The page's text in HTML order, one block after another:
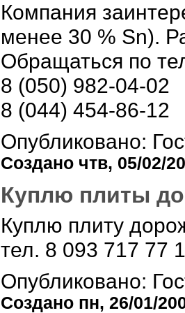
Компания
менее 30 % Sn).
Обращаться по
8 (050) 982-04-02
8 (044) 454-86-12
Опубликовано:
Создано чтв, 05/02/
Куплю плиты
Куплю плиту
тел. 8 093 717 77
Опубликовано:
Создано пн, 26/01/